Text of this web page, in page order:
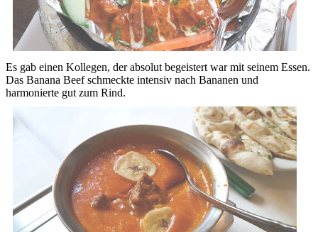
Es gab einen Kollegen, der absolut begeistert war mit seinem Essen.
Das Banana Beef schmeckte intensiv nach Bananen und
harmonierte gut zum Rind.